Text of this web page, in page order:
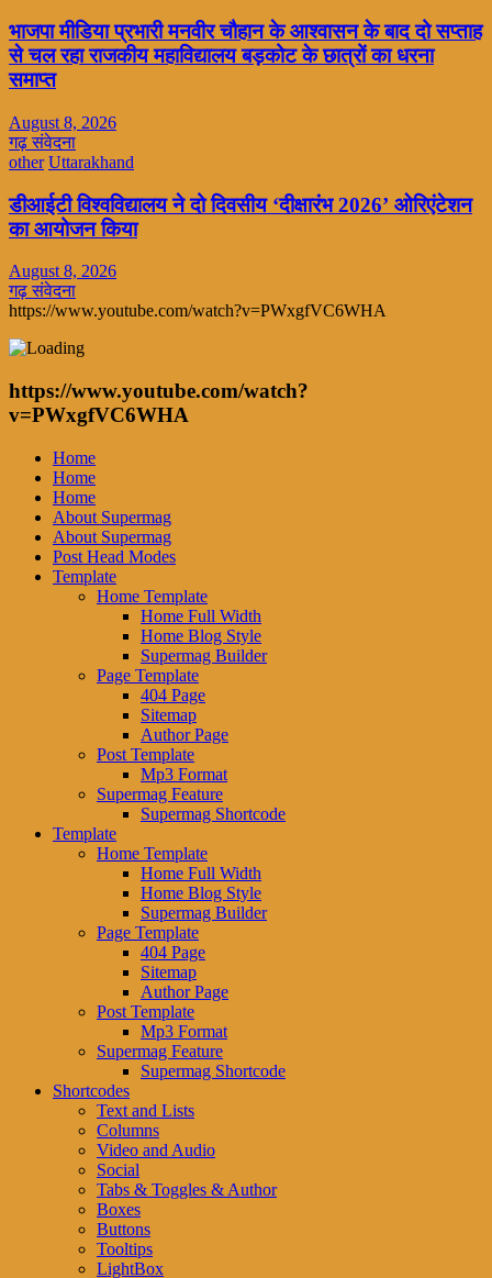
भाजपा मीडिया प्रभारी मनवीर चौहान के आश्वासन के बाद दो सप्ताह
से चल रहा राजकीय महाविद्यालय बड़कोट के छात्रों का धरना
समाप्त
August 8, 2026
गढ़ संवेदना
other Uttarakhand
डीआईटी विश्वविद्यालय ने दो दिवसीय ‘दीक्षारंभ 2026’ ओरिएंटेशन
का आयोजन किया
August 8, 2026
गढ़ संवेदना
https://www.youtube.com/watch?v=PWxgfVC6WHA
https://www.youtube.com/watch?
v=PWxgfVC6WHA
Home
Home
Home
About Supermag
About Supermag
Post Head Modes
Template
Home Template
Home Full Width
Home Blog Style
Supermag Builder
Page Template
404 Page
Sitemap
Author Page
Post Template
Mp3 Format
Supermag Feature
Supermag Shortcode
Template
Home Template
Home Full Width
Home Blog Style
Supermag Builder
Page Template
404 Page
Sitemap
Author Page
Post Template
Mp3 Format
Supermag Feature
Supermag Shortcode
Shortcodes
Text and Lists
Columns
Video and Audio
Social
Tabs & Toggles & Author
Boxes
Buttons
Tooltips
LightBox